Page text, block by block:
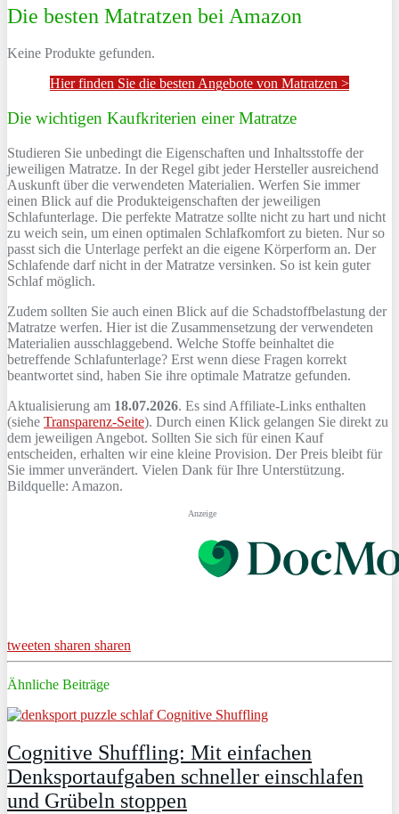
Die besten Matratzen bei Amazon
Keine Produkte gefunden.
Hier finden Sie die besten Angebote von Matratzen >
Die wichtigen Kaufkriterien einer Matratze
Studieren Sie unbedingt die Eigenschaften und Inhaltsstoffe der
jeweiligen Matratze. In der Regel gibt jeder Hersteller ausreichend
Auskunft über die verwendeten Materialien. Werfen Sie immer
einen Blick auf die Produkteigenschaften der jeweiligen
Schlafunterlage. Die perfekte Matratze sollte nicht zu hart und nicht
zu weich sein, um einen optimalen Schlafkomfort zu bieten. Nur so
passt sich die Unterlage perfekt an die eigene Körperform an. Der
Schlafende darf nicht in der Matratze versinken. So ist kein guter
Schlaf möglich.
Zudem sollten Sie auch einen Blick auf die Schadstoffbelastung der
Matratze werfen. Hier ist die Zusammensetzung der verwendeten
Materialien ausschlaggebend. Welche Stoffe beinhaltet die
betreffende Schlafunterlage? Erst wenn diese Fragen korrekt
beantwortet sind, haben Sie ihre optimale Matratze gefunden.
Aktualisierung am 18.07.2026. Es sind Affiliate-Links enthalten
(siehe Transparenz-Seite). Durch einen Klick gelangen Sie direkt zu
dem jeweiligen Angebot. Sollten Sie sich für einen Kauf
entscheiden, erhalten wir eine kleine Provision. Der Preis bleibt für
Sie immer unverändert. Vielen Dank für Ihre Unterstützung.
Bildquelle: Amazon.
Anzeige
tweeten sharen sharen
Ähnliche Beiträge
Cognitive Shuffling: Mit einfachen
Denksportaufgaben schneller einschlafen
und Grübeln stoppen